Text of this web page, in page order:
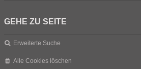
GEHE ZU SEITE
Erweiterte Suche
Alle Cookies löschen